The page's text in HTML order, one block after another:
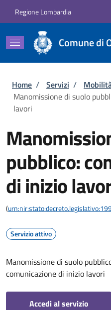
Regione Lombardia
Comune di
Briciole di
Home / Servizi /
Manomissione di suolo
lavori
pubblico:
di inizio
(
Servizio attivo
Manomissione di suolo
comunicazione di inizio lavori
Accedi al servizio